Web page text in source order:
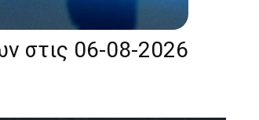
στις 06-08-2026